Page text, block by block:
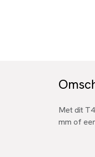
Met dit
mm of